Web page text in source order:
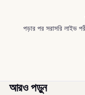
পড়ার পর সরাসরি লাইভ
আরও পড়ুন